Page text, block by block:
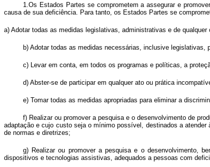
1.Os Estados Partes se comprometem a assegurar e
causa de sua deficiência. Para tanto, os Estados Partes se
a) Adotar todas as medidas legislativas, administrativas e de
b) Adotar todas as medidas necessárias, inclusive
c) Levar em conta, em todos os programas e políticas, a
d) Abster-se de participar em qualquer ato ou prática
e) Tomar todas as medidas apropriadas para eliminar a
f) Realizar ou promover a pesquisa e o desenvolvimento de
adaptação e cujo custo seja o mínimo possível, destinados a
de normas e diretrizes;
g) Realizar ou promover a pesquisa e o desenvolvimento,
dispositivos e tecnologias assistivas, adequados a pessoas com